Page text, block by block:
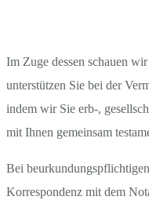
Im Zuge dessen schauen
unterstützen Sie bei der
indem wir Sie erb-,
mit Ihnen gemeinsam
Bei
Korrespondenz mit dem